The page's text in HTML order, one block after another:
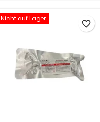
Nicht auf Lager
favorite_border